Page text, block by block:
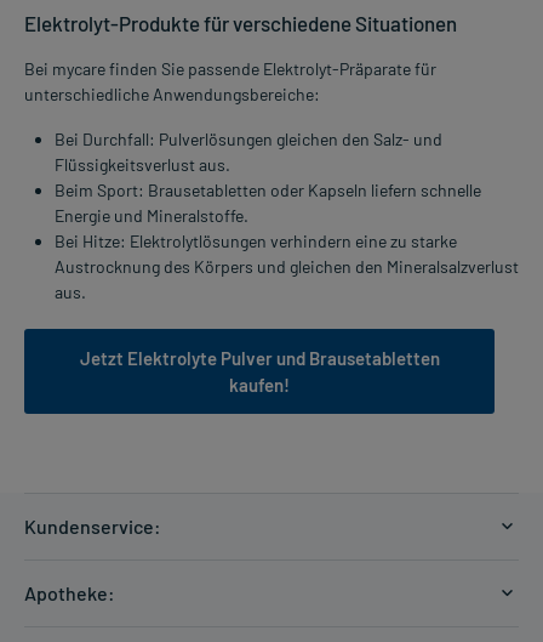
Elektrolyt-Produkte für verschiedene Situationen
Bei mycare finden Sie passende Elektrolyt-Präparate für
unterschiedliche Anwendungsbereiche:
Bei Durchfall: Pulverlösungen gleichen den Salz- und
Flüssigkeitsverlust aus.
Beim Sport: Brausetabletten oder Kapseln liefern schnelle
Energie und Mineralstoffe.
Bei Hitze: Elektrolytlösungen verhindern eine zu starke
Austrocknung des Körpers und gleichen den Mineralsalzverlust
aus.
Jetzt Elektrolyte Pulver und Brausetabletten
kaufen!
Kundenservice:
Zahlungsarten
Apotheke: